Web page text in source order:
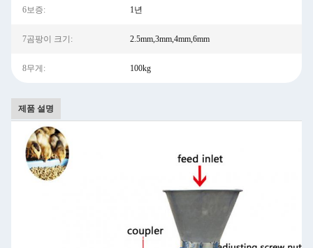
6보증: 1년
7곰팡이 크기: 2.5mm,3mm,4mm,6mm
8무게: 100kg
제품 설명